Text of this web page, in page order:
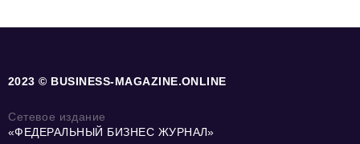
2023 © BUSINESS-MAGAZINE.ONLINE
Сетевое издание
«ФЕДЕРАЛЬНЫЙ БИЗНЕС ЖУРНАЛ»